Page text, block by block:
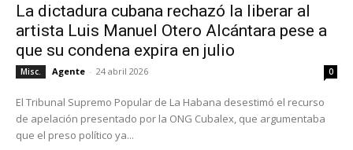
La dictadura cubana rechazó la liberar al
artista Luis Manuel Otero Alcántara pese a
que su condena expira en julio
Misc. Agente - 24 abril 2026 0
El Tribunal Supremo Popular de La Habana desestimó el recurso
de apelación presentado por la ONG Cubalex, que argumentaba
que el preso político ya...